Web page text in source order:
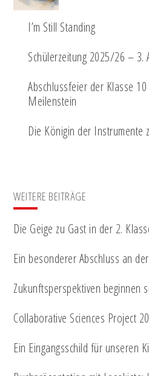
I’m Still Standing
Schülerzeitung 2025/26 – 3.
Abschlussfeier der Klasse
Meilenstein
Die Königin der Instrumente
WEITERE BEITRÄGE
Die Geige zu Gast in der 2.
Ein besonderer Abschluss an
Zukunftsperspektiven beginnen
Collaborative Sciences Project
Ein Eingangsschild für unseren